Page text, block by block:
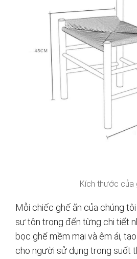
Kích thước của
Mỗi chiếc ghế ăn của chúng
sự tôn trọng đến từng chi tiết
bọc ghế mềm mại và êm ái,
cho người sử dụng trong suốt